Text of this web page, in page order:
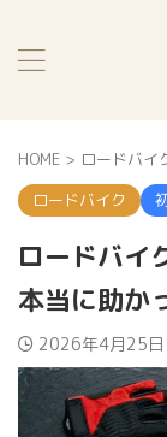
HOME > ロードバイ
ロードバイク
ロードバイ
本当に助か
2026年4月25日